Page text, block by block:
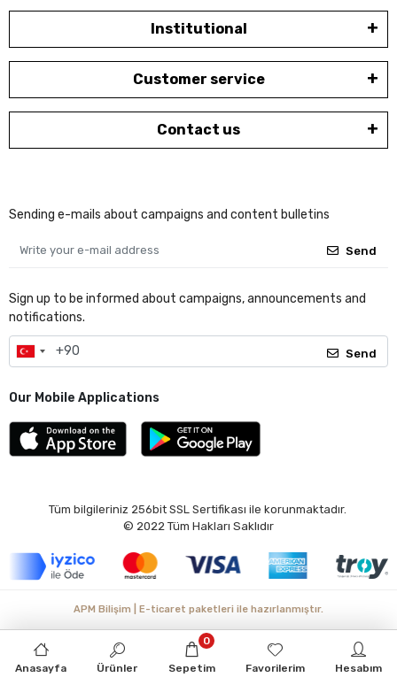
Institutional
Customer service
Contact us
Sending e-mails about campaigns and content bulletins
Send
Sign up to be informed about campaigns, announcements and
notifications.
Send
Our Mobile Applications
Tüm bilgileriniz 256bit SSL Sertifikası ile korunmaktadır.
© 2022 Tüm Hakları Saklıdır
Anasayfa Ürünler Sepetim
0
Favorilerim Hesabım
APM Bilişim | E-ticaret paketleri ile hazırlanmıştır.